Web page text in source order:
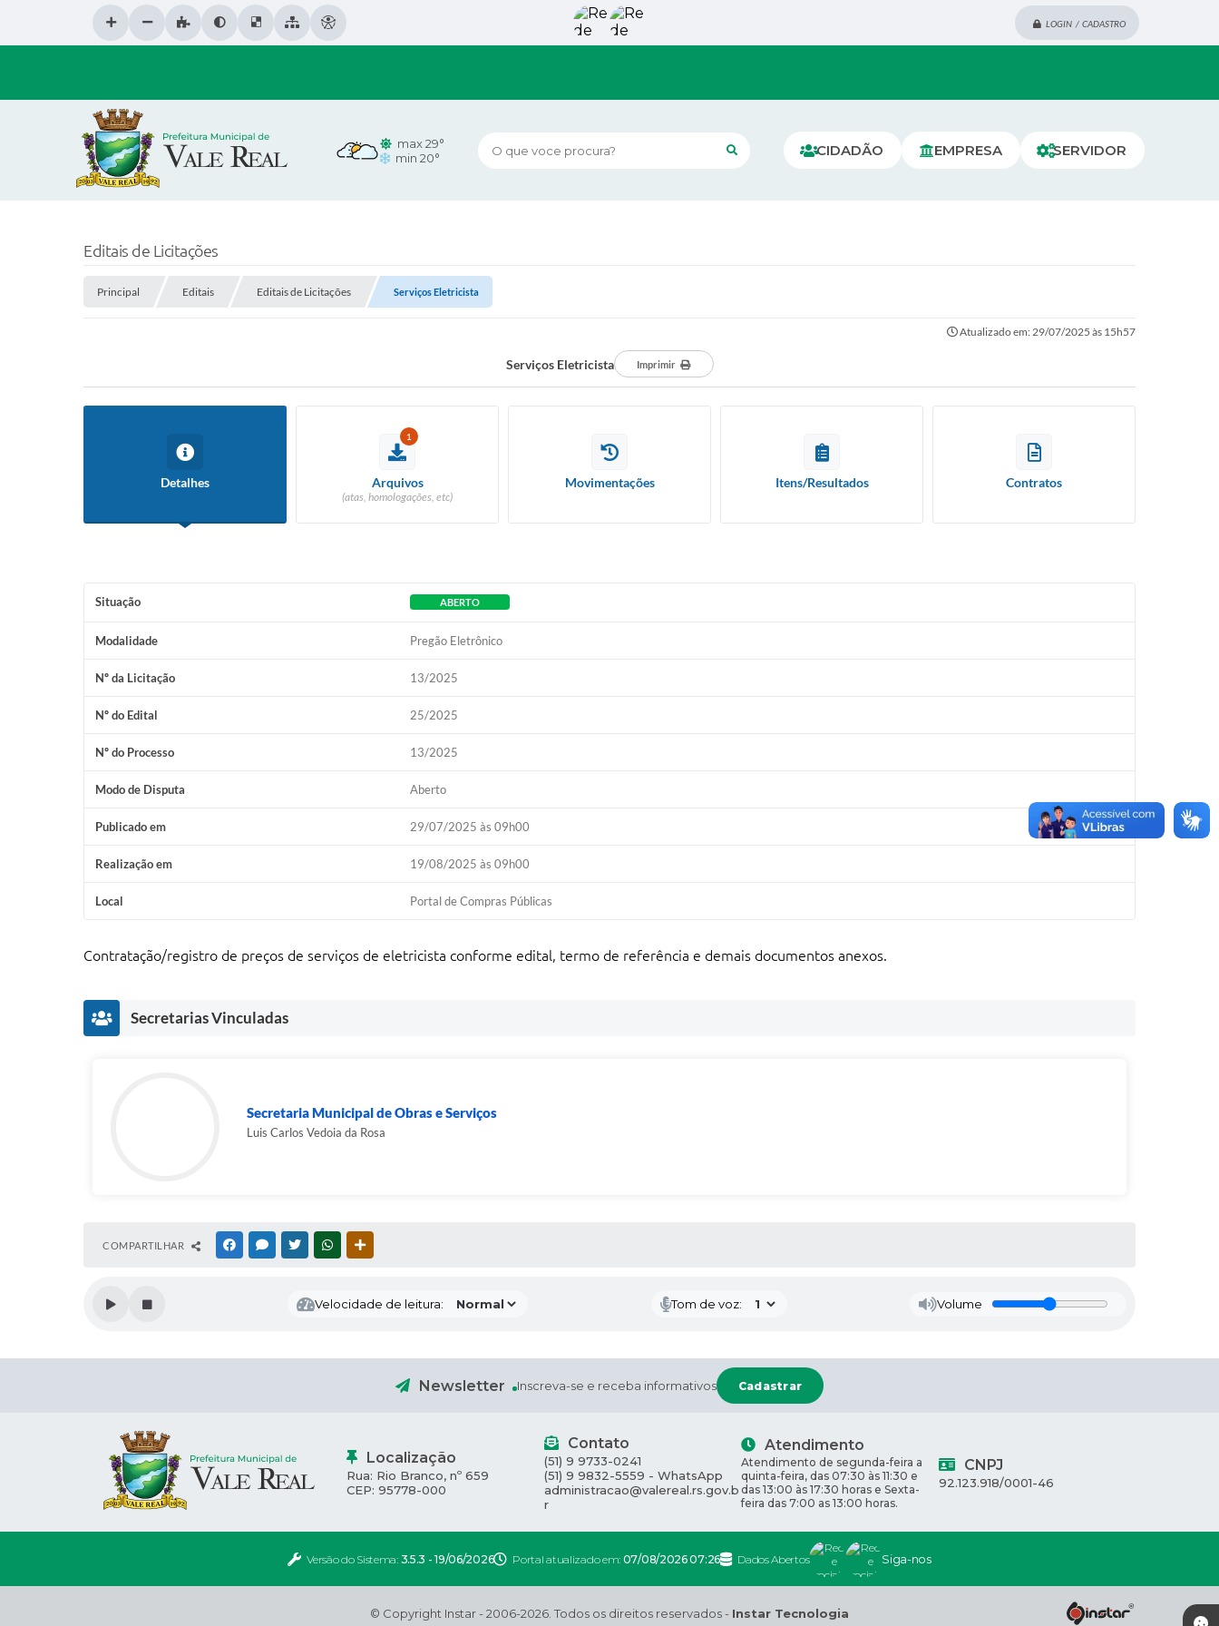
LOGIN / CADASTRO
O que voce procura? CIDADÃO EMPRESA SERVIDOR
max 29°
min 20°
Editais de Licitações
Principal Editais Editais de Licitações Serviços Eletricista
Atualizado em: 29/07/2025 às 15h57
Serviços Eletricista Imprimir
Detalhes
1
Arquivos
(atas, homologações, etc)
Movimentações Itens/Resultados Contratos
Situação ABERTO
Modalidade Pregão Eletrônico
Nº da Licitação 13/2025
Nº do Edital 25/2025
Nº do Processo 13/2025
Modo de Disputa Aberto
Publicado em 29/07/2025 às 09h00
Realização em 19/08/2025 às 09h00
Local Portal de Compras Públicas
Contratação/registro de preços de serviços de eletricista conforme edital, termo de referência e demais documentos anexos.
Secretarias Vinculadas
Secretaria Municipal de Obras e Serviços
Luis Carlos Vedoia da Rosa
COMPARTILHAR FACEBOOKMESSENGER
TWITTERWHATSAPP
Velocidade de leitura: Tom de voz: Volume
Newsletter Inscreva-se e receba informativos Cadastrar
Localização
Rua: Rio Branco, nº 659
CEP: 95778-000
Contato
(51) 9 9733-0241
(51) 9 9832-5559 - WhatsApp
administracao@valereal.rs.gov.b
r
Atendimento
Atendimento de segunda-feira a
quinta-feira, das 07:30 às 11:30 e
das 13:00 às 17:30 horas e Sexta-
feira das 7:00 as 13:00 horas.
CNPJ
92.123.918/0001-46
Versão do Sistema: 3.5.3 - 19/06/2026 Portal atualizado em: 07/08/2026 07:26 Dados Abertos Siga-nos
© Copyright Instar - 2006-2026. Todos os direitos reservados - Instar Tecnologia